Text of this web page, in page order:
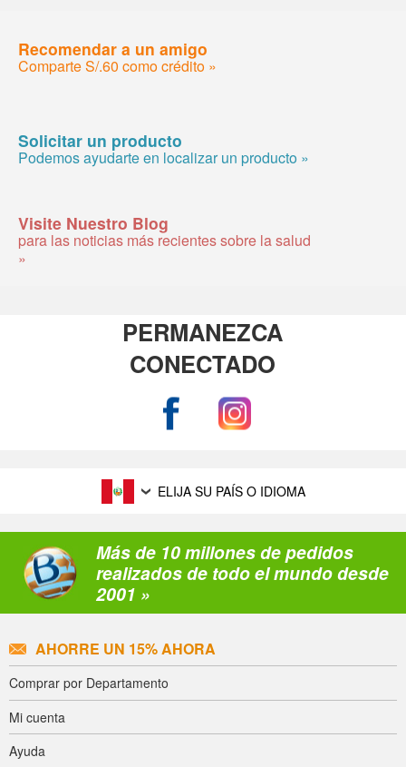
Recomendar a un amigo
Comparte S/.60 como crédito »
Solicitar un producto
Podemos ayudarte en localizar un producto »
Visite Nuestro Blog
para las noticias más recientes sobre la salud
»
PERMANEZCA
CONECTADO
ELIJA SU PAÍS O IDIOMA
Más de 10 millones de pedidos
realizados de todo el mundo desde
2001 »
AHORRE UN 15% AHORA
Comprar por Departamento
Mi cuenta
Ayuda